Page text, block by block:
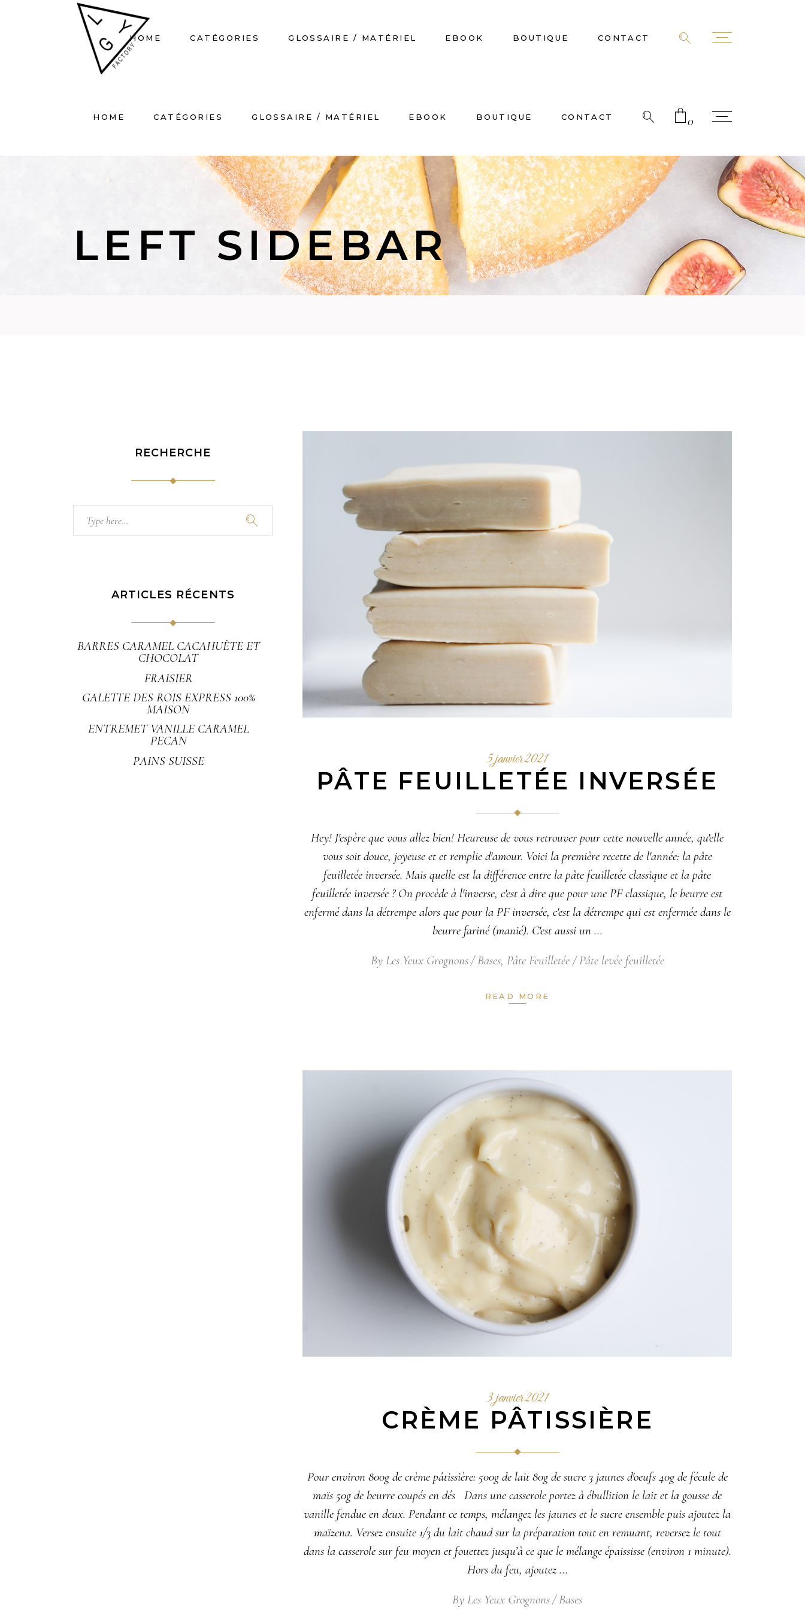
HOME CATÉGORIES GLOSSAIRE / MATÉRIEL EBOOK BOUTIQUE CONTACT 0
No products in the cart.
HOME CATÉGORIES GLOSSAIRE / MATÉRIEL EBOOK BOUTIQUE CONTACT
LEFT SIDEBAR
5 janvier 2021
PÂTE FEUILLETÉE INVERSÉE
Hey! J'espère que vous allez bien! Heureuse de vous retrouver pour cette nouvelle année, qu'elle
vous soit douce, joyeuse et et remplie d'amour. Voici la première recette de l'année: la pâte
feuilletée inversée. Mais quelle est la différence entre la pâte feuilletée classique et la pâte
feuilletée inversée ? On procède à l'inverse, c'est à dire que pour une PF classique, le beurre est
enfermé dans la détrempe alors que pour la PF inversée, c'est la détrempe qui est enfermée dans le
beurre fariné (manié). C'est aussi un
By Les Yeux Grognons Bases, Pâte Feuilletée / Pâte levée feuilletée
READ MORE
3 janvier 2021
CRÈME PÂTISSIÈRE
Pour environ 800g de crème pâtissière: 500g de lait 80g de sucre 3 jaunes d'oeufs 40g de fécule de
maïs 50g de beurre coupés en dés Dans une casserole portez à ébullition le lait et la gousse de
vanille fendue en deux. Pendant ce temps, mélangez les jaunes et le sucre ensemble puis ajoutez la
maïzena. Versez ensuite 1/3 du lait chaud sur la préparation tout en remuant, reversez le tout
dans la casserole sur feu moyen et fouettez jusqu’à ce que le mélange épaississe (environ 1 minute).
Hors du feu, ajoutez
ByLes Yeux Grognons Bases
RECHERCHE
for:
ARTICLES RÉCENTS
BARRES CARAMEL CACAHUÈTE ET
CHOCOLAT
FRAISIER
GALETTE DES ROIS EXPRESS 100%
MAISON
ENTREMET VANILLE CARAMEL
PECAN
PAINS SUISSE